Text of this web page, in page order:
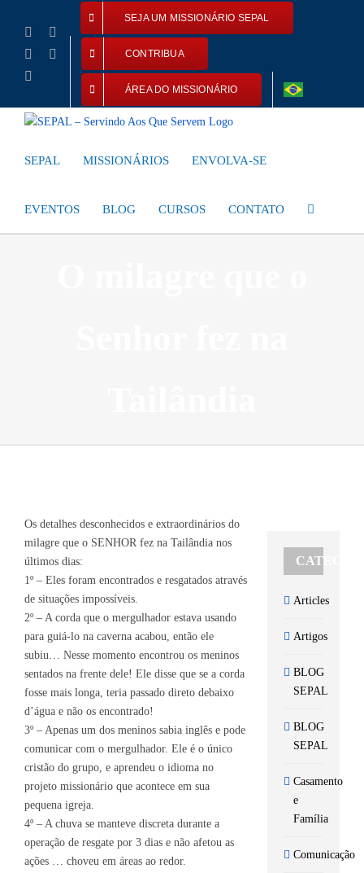
FacebookInstagram
YouTube
SEJA UM MISSIONÁRIO SEPAL
CONTRIBUA
ÁREA DO MISSIONÁRIO
SEPAL MISSIONÁRIOS ENVOLVA-SE
EVENTOS BLOG CURSOS CONTATO
Larger
Image
Os detalhes desconhecidos e extraordinários do
milagre que o SENHOR fez na Tailândia nos
últimos dias:
1º – Eles foram encontrados e resgatados através
de situações impossíveis.
2º – A corda que o mergulhador estava usando
para guiá-lo na caverna acabou, então ele
subiu… Nesse momento encontrou os meninos
sentados na frente dele! Ele disse que se a corda
fosse mais longa, teria passado direto debaixo
d’água e não os encontrado!
3º – Apenas um dos meninos sabia inglês e pode
comunicar com o mergulhador. Ele é o único
cristão do grupo, e aprendeu o idioma no
projeto missionário que acontece em sua
pequena igreja.
4º – A chuva se manteve discreta durante a
operação de resgate por 3 dias e não afetou as
ações … choveu em áreas ao redor.
Articles
Artigos
BLOG
SEPAL
BLOG
SEPAL
Casamento
e
Família
Comunicação